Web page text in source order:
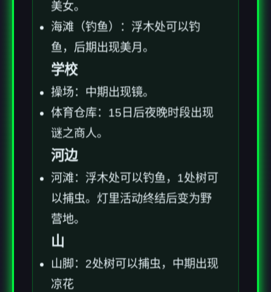
美女。
海滩（钓鱼）：浮木处可以钓
鱼，后期出现美月。
学校
操场：中期出现镜。
体育仓库：15日后夜晚时段出现
谜之商人。
河边
河滩：浮木处可以钓鱼，1处树可
以捕虫。灯里活动终结后变为野
营地。
山
山脚：2处树可以捕虫，中期出现
凉花